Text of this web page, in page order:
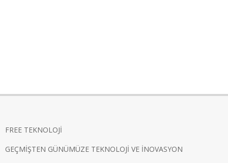
FREE TEKNOLOJİ
GEÇMİŞTEN GÜNÜMÜZE TEKNOLOJİ VE İNOVASYON